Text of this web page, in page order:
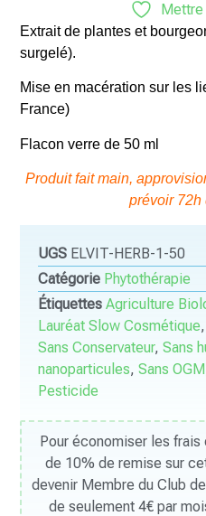
Extrait de plantes et
surgelé).
Mise en macération sur les
France)
Flacon verre de 50 ml
Produit fait main,
prévoir 72h
UGS ELVIT-HERB-1-50
Catégorie Phytothérapie
Étiquettes Agriculture
Lauréat Slow Cosmétique,
Sans Conservateur,Sans
nanoparticules,Sans OGM
Pesticide
Pour économiser les frais
de 10% de remise sur
devenir Membre du Club
de seulement 4€ par